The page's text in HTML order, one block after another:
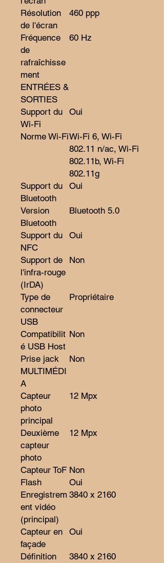
Résolution
de l'écran
460 ppp
Fréquence
de
rafraîchisse
ment
60 Hz
ENTRÉES &
SORTIES
Support du
Wi-Fi
Oui
Norme Wi-FiWi-Fi 6, Wi-Fi
802.11 n/ac, Wi-Fi
802.11b, Wi-Fi
802.11g
Support du
Bluetooth
Oui
Version
Bluetooth
Bluetooth 5.0
Support du
NFC
Oui
Support de
l'infra-rouge
(IrDA)
Non
Type de
connecteur
USB
Propriétaire
Compatibilit
é USB Host
Non
Prise jack
Non
MULTIMÉDI
A
Capteur
photo
principal
12 Mpx
Deuxième
capteur
photo
12 Mpx
Capteur ToF Non
Flash
Oui
Enregistrem
ent vidéo
(principal)
3840 x 2160
Capteur en
façade
Oui
Définition
3840 x 2160